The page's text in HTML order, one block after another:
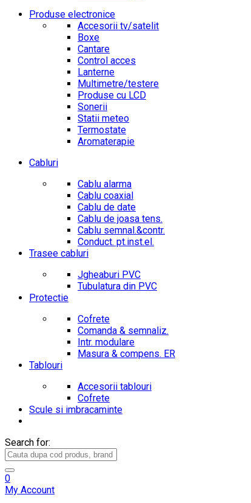
Produse electronice
Accesorii tv/satelit
Boxe
Cantare
Control acces
Lanterne
Multimetre/testere
Produse cu LCD
Sonerii
Statii meteo
Termostate
Aromaterapie
Cabluri
Cablu alarma
Cablu coaxial
Cablu de date
Cablu de joasa tens.
Cablu semnal.&contr.
Conduct. pt.inst.el.
Trasee cabluri
Jgheaburi PVC
Tubulatura din PVC
Protectie
Cofrete
Comanda & semnaliz.
Intr. modulare
Masura & compens. ER
Tablouri
Accesorii tablouri
Cofrete
Scule si imbracaminte
Search for:
0
My Account